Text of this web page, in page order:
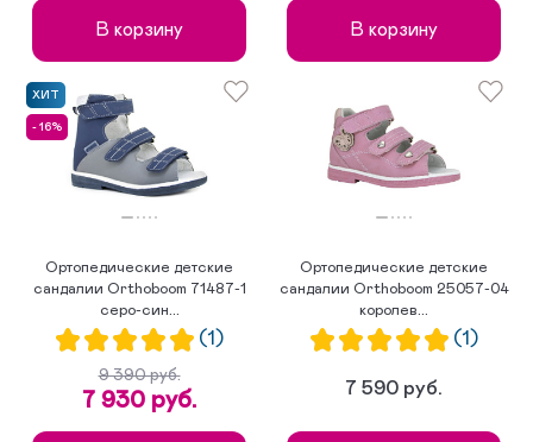
В корзину В корзину
ХИТ
- 16%
Ортопедические детские
сандалии Orthoboom 71487-1
серо-син...
(1)
9 390 руб.
7 930 руб.
Ортопедические детские
сандалии Orthoboom 25057-04
королев...
(1)
7 590 руб.